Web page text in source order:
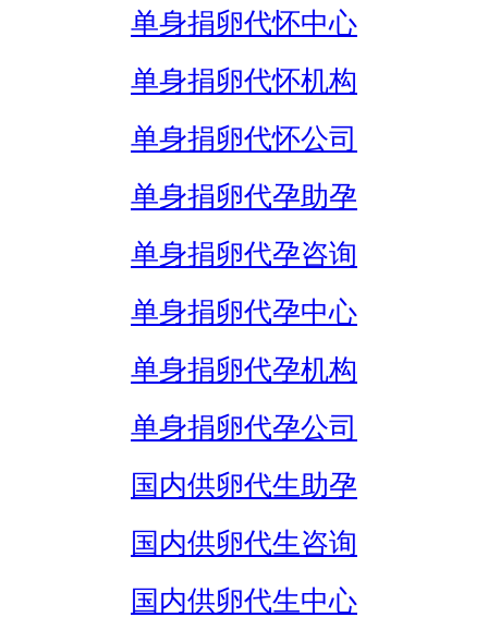
单身捐卵代怀中心
单身捐卵代怀机构
单身捐卵代怀公司
单身捐卵代孕助孕
单身捐卵代孕咨询
单身捐卵代孕中心
单身捐卵代孕机构
单身捐卵代孕公司
国内供卵代生助孕
国内供卵代生咨询
国内供卵代生中心